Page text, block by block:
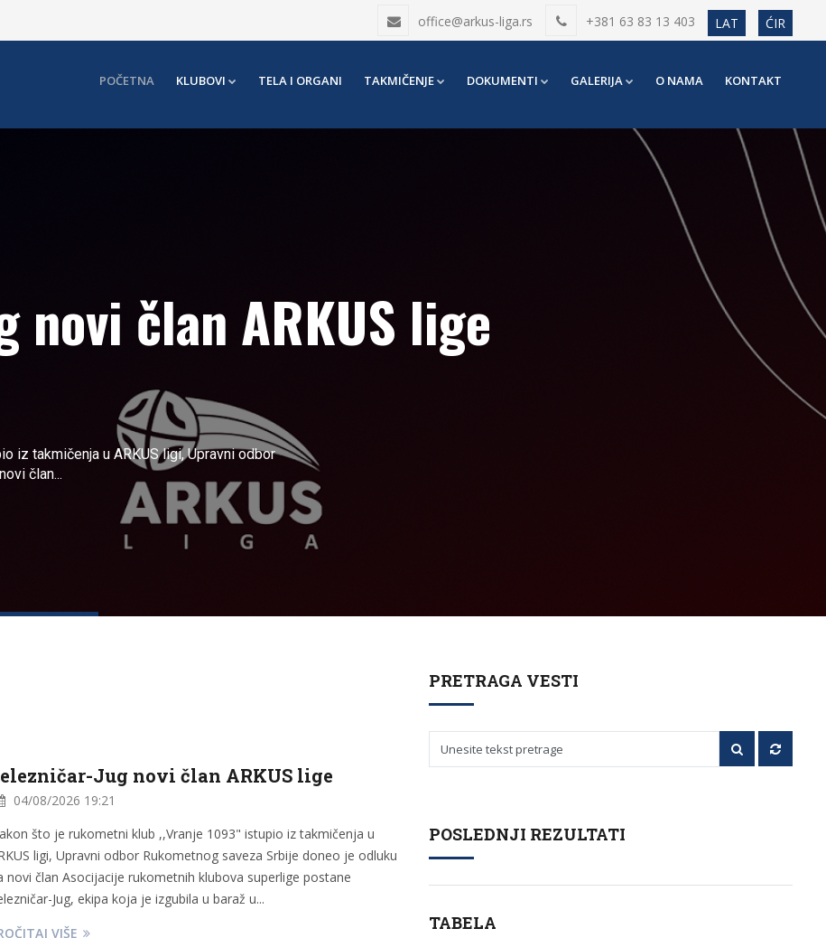
office@arkus-liga.rs +381 63 83 13 403 LAT ĆIR
POČETNA KLUBOVI TELA I ORGANI TAKMIČENJE DOKUMENTI GALERIJA O NAMA KONTAKT
novi član ARKUS lige
iz takmičenja u ARKUS ligi, Upravni odbor
član...
Jug novi član ARKUS lige
04/08/2026 19:21
što je rukometni klub ,,Vranje 1093" istupio iz takmičenja u
ligi, Upravni odbor Rukometnog saveza Srbije doneo je odluku
novi član Asocijacije rukometnih klubova superlige postane
Jug, ekipa koja je izgubila u baraž u...
VIŠE
PRETRAGA VESTI
POSLEDNJI REZULTATI
TABELA